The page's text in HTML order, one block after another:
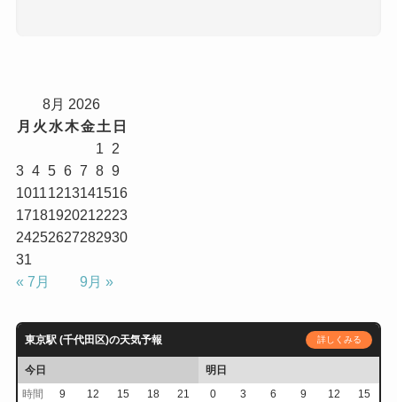
8月 2026
月 火 水木金土 日
1
2
3 4 5 6 7 8 9
10111213141516
17181920212223
24252627282930
31
« 7月
9月 »
東京駅 (千代田区)の天気予報 詳しくみる
今日
明日
時間
9 12 15 18 21 0 3 6 9 12
15